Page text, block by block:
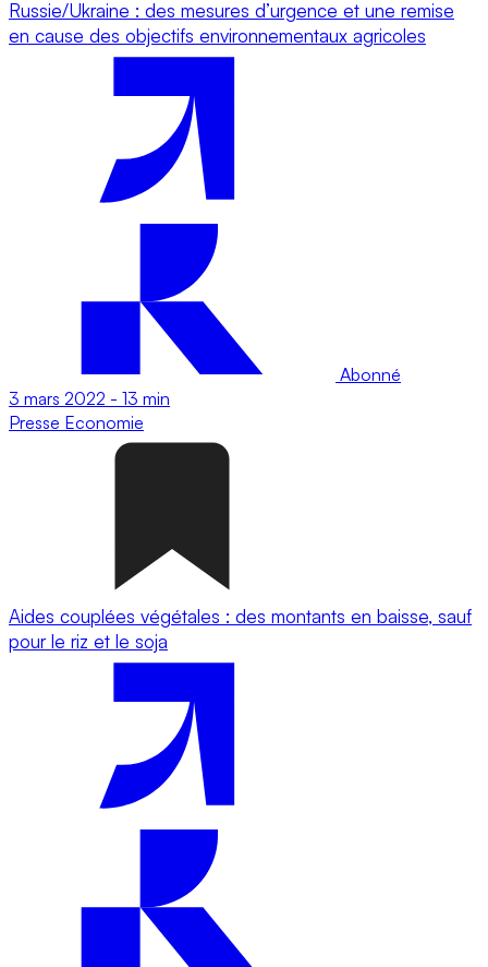
Russie/Ukraine : des mesures d’urgence et une remise
en cause des objectifs environnementaux agricoles
Abonné
3 mars 2022 - 13 min
Presse Economie
Aides couplées végétales : des montants en baisse, sauf
pour le riz et le soja